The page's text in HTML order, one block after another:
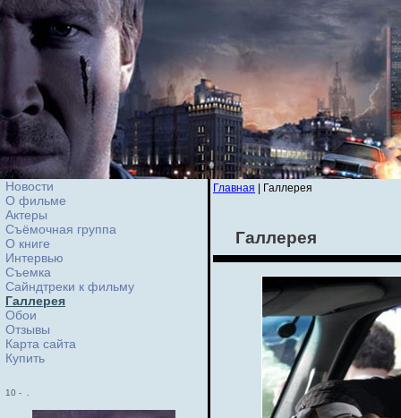
Новости
О фильме
Актеры
Съёмочная группа
О книге
Интервью
Cъемка
Сайндтреки к фильму
Галлерея
Обои
Отзывы
Карта сайта
Купить
10 -
Главная | Галлерея
Галлерея